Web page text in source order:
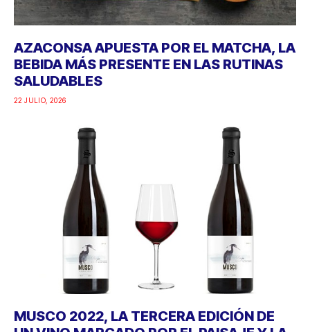
AZACONSA APUESTA POR EL MATCHA, LA
BEBIDA MÁS PRESENTE EN LAS RUTINAS
SALUDABLES
22 JULIO, 2026
MUSCO 2022, LA TERCERA EDICIÓN DE